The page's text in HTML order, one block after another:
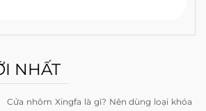
NHẤT
Cửa nhôm Xingfa là gì? Nên dùng loại khóa